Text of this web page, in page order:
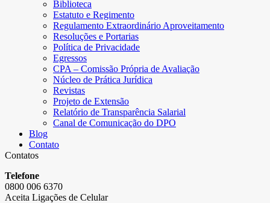
Biblioteca
Estatuto e Regimento
Regulamento Extraordinário Aproveitamento
Resoluções e Portarias
Política de Privacidade
Egressos
CPA – Comissão Própria de Avaliação
Núcleo de Prática Jurídica
Revistas
Projeto de Extensão
Relatório de Transparência Salarial
Canal de Comunicação do DPO
Blog
Contato
Contatos
Telefone
0800 006 6370
Aceita Ligações de Celular